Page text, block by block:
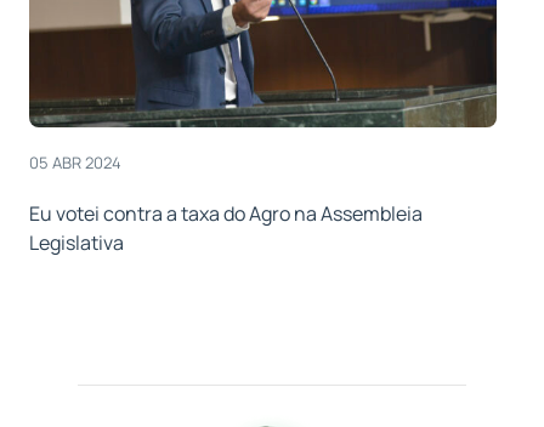
05 ABR 2024
Eu votei contra a taxa do Agro na Assembleia
Legislativa